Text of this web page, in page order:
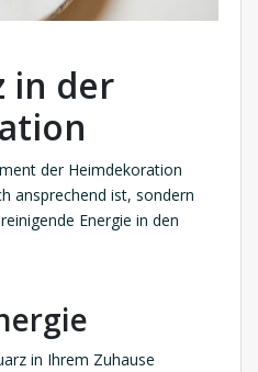
in der
der Heimdekoration
ansprechend ist, sondern
Energie in den
in Ihrem Zuhause